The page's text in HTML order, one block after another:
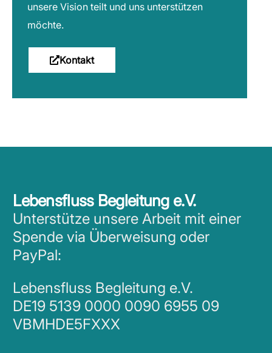
unsere Vision teilt und uns unterstützen
möchte.
Kontakt
Lebensfluss Begleitung e.V.
Unterstütze unsere Arbeit mit einer
Spende via Überweisung oder
PayPal:
Lebensfluss Begleitung e.V.
DE19 5139 0000 0090 6955 09
VBMHDE5FXXX